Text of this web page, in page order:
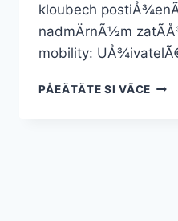
kloubech
nadmÄrnÃ½m
mobility:
PÅEÄTÄTE SI VÃ­CE